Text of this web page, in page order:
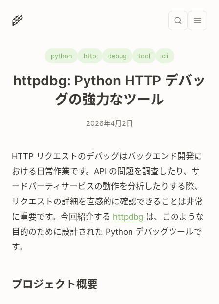
🌾
python http debug tool cli
httpdbg: Python HTTP デバッ
グの強力なツール
2026年4月2日
HTTP リクエストのデバッグはバックエンド開発に
おける日常作業です。API の問題を調査したり、サ
ードパーティサービスの動作を分析したりする際、
リクエストの詳細を直感的に確認できることは非常
に重要です。今回紹介する httpdbg は、このような
目的のために設計された Python デバッグツールで
す。
プロジェクト概要